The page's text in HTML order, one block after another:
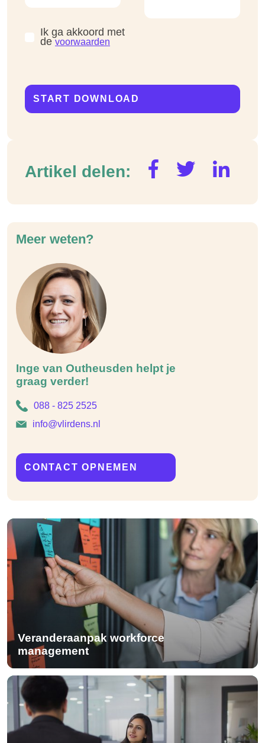
Ik ga akkoord met
devoorwaarden
Artikel delen:
Meer weten?
Inge van Outheusden helpt je
graag verder!
088 - 825 2525
info@vlirdens.nl
CONTACT OPNEMEN
Veranderaanpak workforce
management